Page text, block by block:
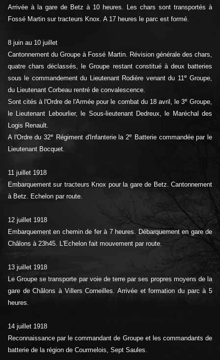
Arrivée à la gare de Betz à 10 heures. Les chars sont transportés à
Fossé Martin sur tracteurs Knox. A 17 heures le parc est formé.
8 juin au 10 juillet
Cantonnement du Groupe à Fossé Martin. Révision générale des chars,
quatre chars déclassés, le Groupe restant constitué à deux batteries
sous le commandement du Lieutenant Rodière venant du 11e Groupe,
du Lieutenant Corbeau rentré de convalescence.
Sont cités à l'Ordre de l'Armée pour le combat du 18 avril, le 3e Groupe,
le Lieutenant Lebourlier, le Sous-lieutenant Dedreux, le Maréchal des
Logis Renault.
A l'Ordre du 32e Régiment d'Infanterie la 2e
Batterie commandée par le
Lieutenant Bocquet.
11 juillet 1918
Embarquement sur tracteurs Knox pour la gare de Betz. Cantonnement
à Betz. Echelon par route.
12 juillet 1918
Embarquement en chemin de fer à 7 heures. Débarquement en gare de
Châlons à 23h45. L'Echelon fait mouvement par route.
13 juillet 1918
Le Groupe se transporte par voie de terre par ses propres moyens de la
gare de Châlons à Villers Corneilles. Arrivée et formation du parc à 5
heures.
14 juillet 1918
Reconnaissance par le commandant de Groupe et les commandants de
batterie de la région de Courmelois, Sept Saules.